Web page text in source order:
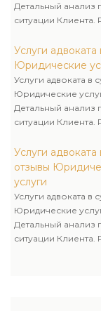
Детальный
ситуации Клиента.
документов для
урегулирования
(претензии,
уплате
Услуги адвоката
Юридические
Услуги адвоката в
Юридические
Детальный
ситуации Клиента.
документов для
урегулирования
(претензии,
уплате
Услуги адвоката
отзывы
услуги
Услуги адвоката в
Юридические
Детальный
ситуации Клиента.
документов для